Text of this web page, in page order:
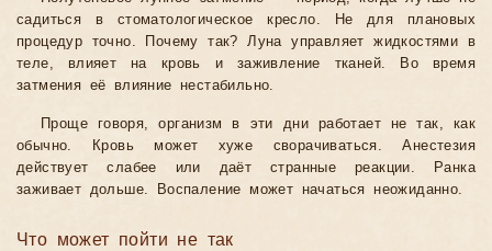
садиться в стоматологическое кресло. Не для плановых
процедур точно. Почему так? Луна управляет жидкостями в
теле, влияет на кровь и заживление тканей. Во время
затмения её влияние нестабильно.
Проще говоря, организм в эти дни работает не так, как
обычно. Кровь может хуже сворачиваться. Анестезия
действует слабее или даёт странные реакции. Ранка
заживает дольше. Воспаление может начаться неожиданно.
Что может пойти не так